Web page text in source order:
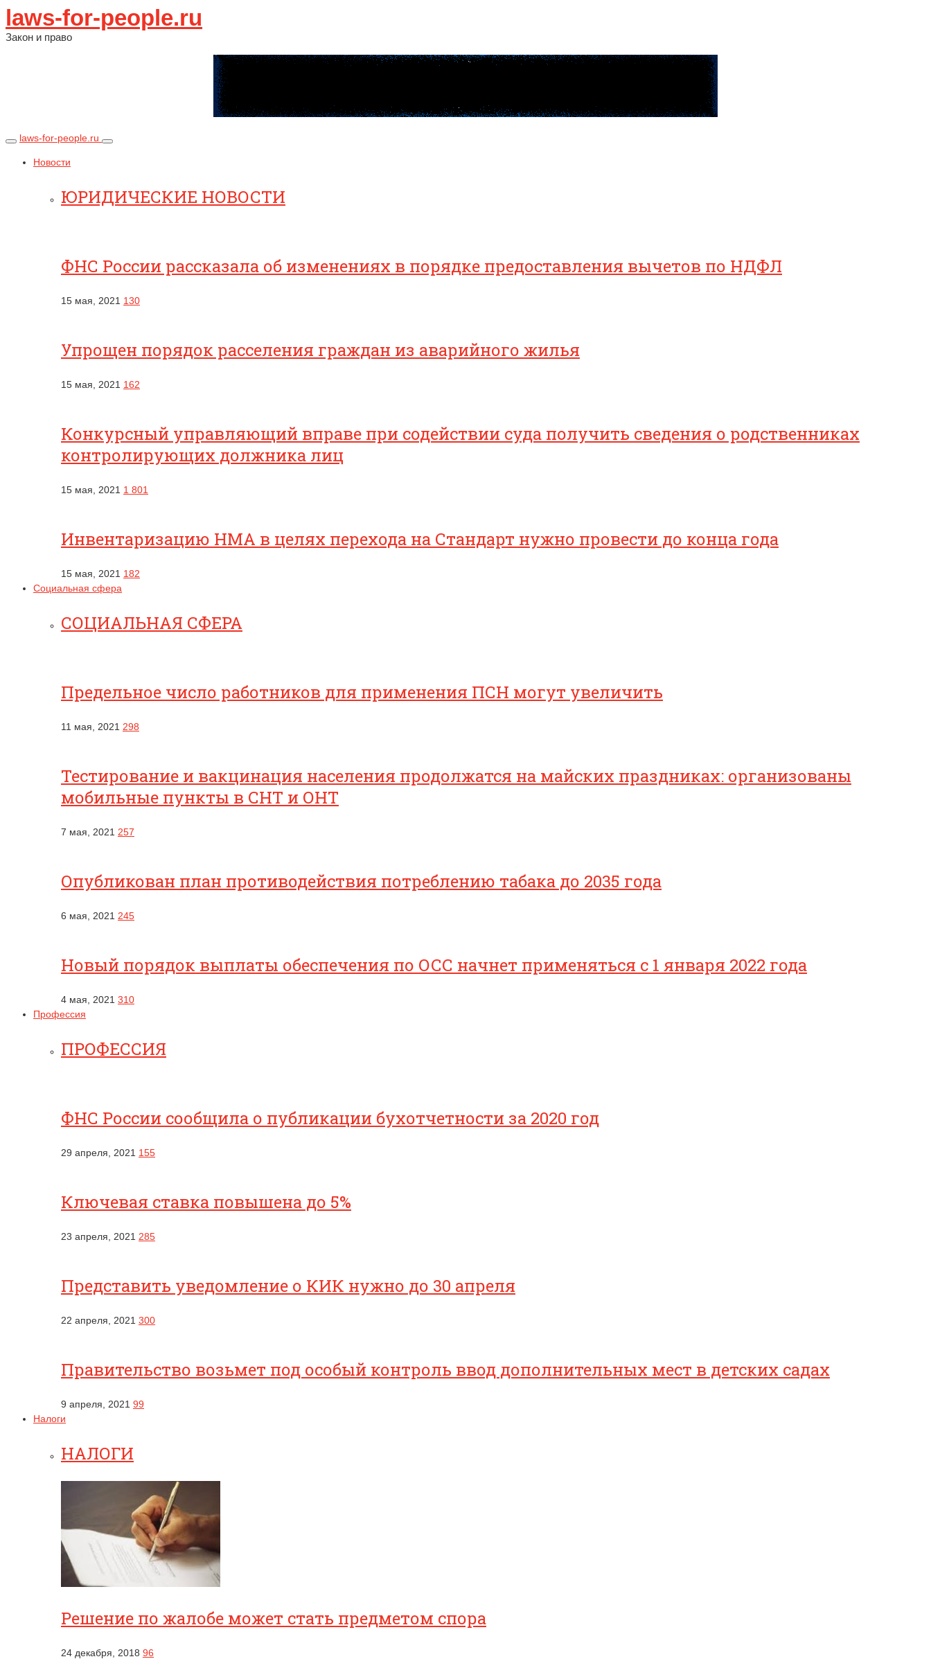
laws-for-people.ru
Закон и право
laws-for-people.ru
Новости
ЮРИДИЧЕСКИЕ НОВОСТИ
ФНС России рассказала об изменениях в порядке предоставления вычетов по НДФЛ
15 мая, 2021 130
Упрощен порядок расселения граждан из аварийного жилья
15 мая, 2021 162
Конкурсный управляющий вправе при содействии суда получить сведения о родственниках
контролирующих должника лиц
15 мая, 2021 1 801
Инвентаризацию НМА в целях перехода на Стандарт нужно провести до конца года
15 мая, 2021 182
Социальная сфера
СОЦИАЛЬНАЯ СФЕРА
Предельное число работников для применения ПСН могут увеличить
11 мая, 2021 298
Тестирование и вакцинация населения продолжатся на майских праздниках: организованы
мобильные пункты в СНТ и ОНТ
7 мая, 2021 257
Опубликован план противодействия потреблению табака до 2035 года
6 мая, 2021 245
Новый порядок выплаты обеспечения по ОСС начнет применяться с 1 января 2022 года
4 мая, 2021 310
Профессия
ПРОФЕССИЯ
ФНС России сообщила о публикации бухотчетности за 2020 год
29 апреля, 2021 155
Ключевая ставка повышена до 5%
23 апреля, 2021 285
Представить уведомление о КИК нужно до 30 апреля
22 апреля, 2021 300
Правительство возьмет под особый контроль ввод дополнительных мест в детских садах
9 апреля, 2021 99
Налоги
НАЛОГИ
Решение по жалобе может стать предметом спора
24 декабря, 2018 96